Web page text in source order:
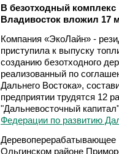
В безотходный комплекс
Владивосток вложил 17
Компания «ЭкоЛайн» -
приступила к выпуску
созданию безотходного
реализованный по
Дальнего Востока»,
предприятии трудятся 12
"Дальневосточный
Федерации по развитию
Деревоперерабатывающее
Ольгинском районе